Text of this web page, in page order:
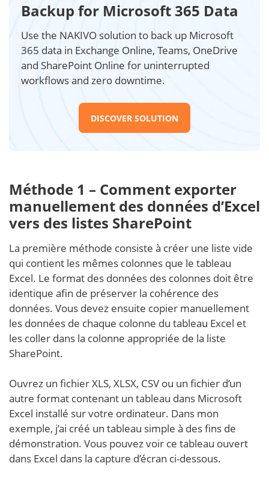
Backup for Microsoft 365 Data
Use the NAKIVO solution to back up Microsoft
365 data in Exchange Online, Teams, OneDrive
and SharePoint Online for uninterrupted
workflows and zero downtime.
DISCOVER SOLUTION
Méthode 1 – Comment exporter
manuellement des données d’Excel
vers des listes SharePoint
La première méthode consiste à créer une liste vide
qui contient les mêmes colonnes que le tableau
Excel. Le format des données des colonnes doit être
identique afin de préserver la cohérence des
données. Vous devez ensuite copier manuellement
les données de chaque colonne du tableau Excel et
les coller dans la colonne appropriée de la liste
SharePoint.
Ouvrez un fichier XLS, XLSX, CSV ou un fichier d’un
autre format contenant un tableau dans Microsoft
Excel installé sur votre ordinateur. Dans mon
exemple, j’ai créé un tableau simple à des fins de
démonstration. Vous pouvez voir ce tableau ouvert
dans Excel dans la capture d’écran ci-dessous.